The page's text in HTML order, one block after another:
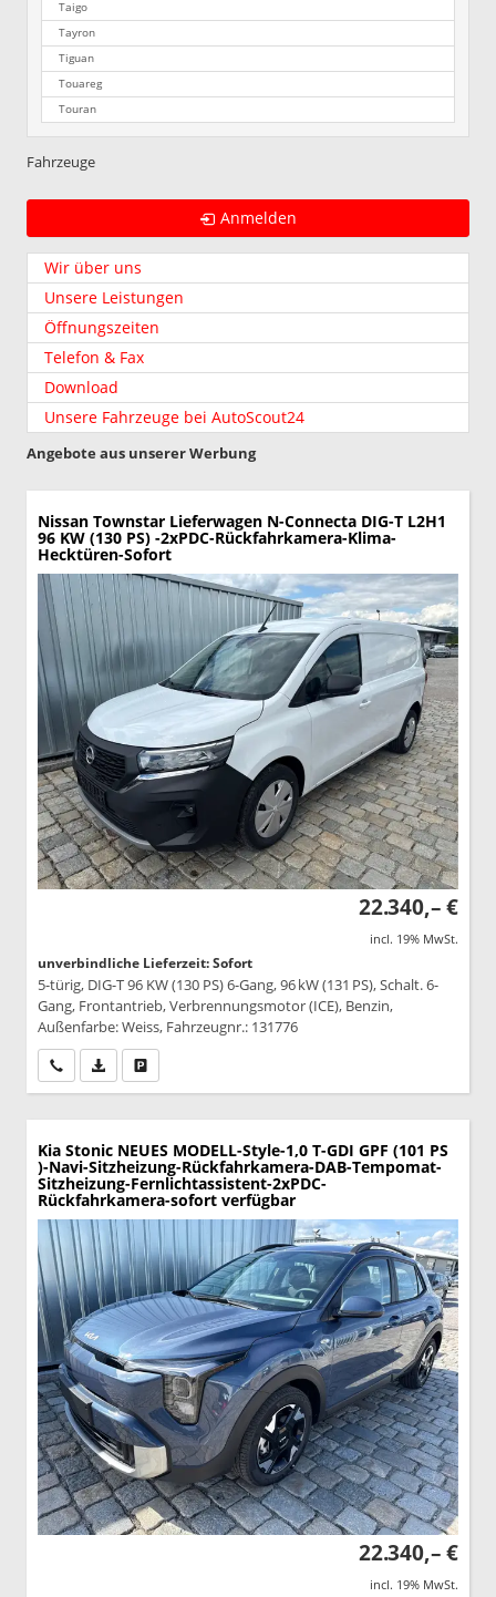
Taigo
Tayron
Tiguan
Touareg
Touran
Fahrzeuge
Anmelden
Wir über uns
Unsere Leistungen
Öffnungszeiten
Telefon & Fax
Download
Unsere Fahrzeuge bei AutoScout24
Angebote aus unserer Werbung
Nissan Townstar Lieferwagen N-Connecta DIG-T L2H1
96 KW (130 PS) -2xPDC-Rückfahrkamera-Klima-
Hecktüren-Sofort
22.340,– €
incl. 19% MwSt.
unverbindliche Lieferzeit: Sofort
5-türig, DIG-T 96 KW (130 PS) 6-Gang, 96 kW (131 PS), Schalt. 6-
Gang, Frontantrieb, Verbrennungsmotor (ICE), Benzin,
Außenfarbe: Weiss, Fahrzeugnr.: 131776
Wir rufen Sie anPDF-Datei, Fahrzeugexposé drucken
Kia Stonic NEUES MODELL-Style-1,0 T-GDI GPF (101 PS
)-Navi-Sitzheizung-Rückfahrkamera-DAB-Tempomat-
Sitzheizung-Fernlichtassistent-2xPDC-
Rückfahrkamera-sofort verfügbar
22.340,– €
incl. 19% MwSt.